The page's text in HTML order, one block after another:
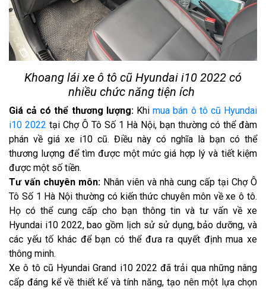
Khoang lái xe ô tô cũ Hyundai i10 2022 có
nhiều chức năng tiện ích
Giá cả có thể thương lượng:Khimua bán ô tô cũ Hyundai
i10 2022 tại Chợ Ô Tô Số 1 Hà Nội, bạn thường có thể đàm
phán về giá xe i10 cũ. Điều này có nghĩa là bạn có thể
thương lượng để tìm được một mức giá hợp lý và tiết kiệm
được một số tiền.
Tư vấn chuyên môn: Nhân viên và nhà cung cấp tại Chợ Ô
Tô Số 1 Hà Nội thường có kiến thức chuyên môn về xe ô tô.
Họ có thể cung cấp cho bạn thông tin và tư vấn về xe
Hyundai i10 2022, bao gồm lịch sử sử dụng, bảo dưỡng, và
các yếu tố khác để bạn có thể đưa ra quyết định mua xe
thông minh.
Xe ô tô cũ Hyundai Grand i10 2022 đã trải qua những nâng
cấp đáng kể về thiết kế và tính năng, tạo nên một lựa chọn